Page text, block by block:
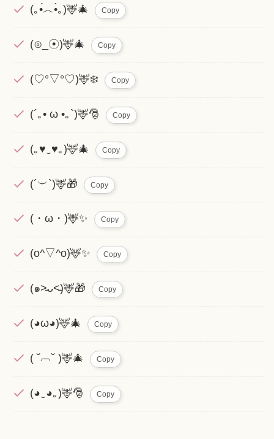
(｡•́︿•̀｡)🦌🎄 Copy
(⊙_☉)🦌🎄 Copy
(♡°▽°♡)🦌❄️ Copy
(´｡• ω •｡`)🦌🎅 Copy
(｡♥‿♥｡)🦌🎄 Copy
(´︶`)🦌🎁 Copy
(・ω・)🦌✨ Copy
(o^▽^o)🦌✨ Copy
(๑˃̵ᴗ˂̵)🦌🎁 Copy
(◕ω◕)🦌🎄 Copy
( ˘︹˘ )🦌🎄 Copy
(◕‿◕｡)🦌🎅 Copy